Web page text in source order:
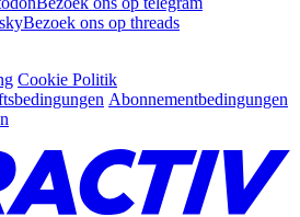
Bezoek ons op threads
Cookie Politik
Abonnementbedingungen